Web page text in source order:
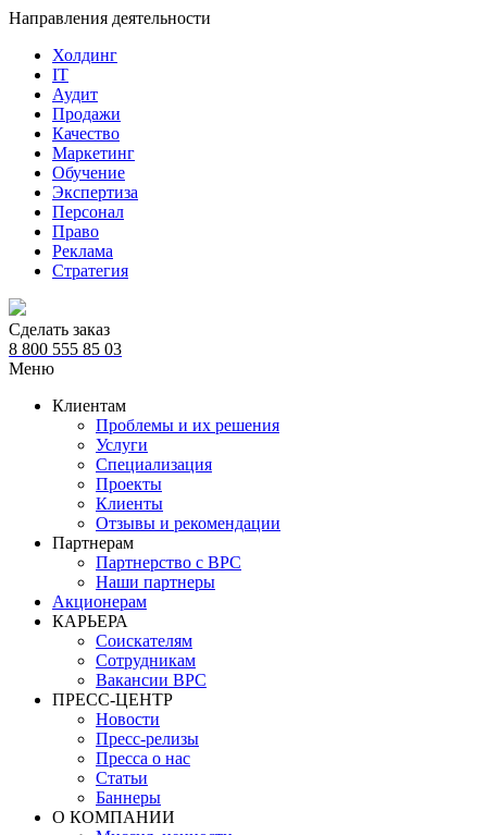
Направления деятельности
Холдинг
IT
Аудит
Продажи
Качество
Маркетинг
Обучение
Экспертиза
Персонал
Право
Реклама
Стратегия
Сделать заказ
8 800 555 85 03
Меню
Клиентам
Проблемы и их решения
Услуги
Специализация
Проекты
Клиенты
Отзывы и рекомендации
Партнерам
Партнерство с BPC
Наши партнеры
Акционерам
КАРЬЕРА
Соискателям
Сотрудникам
Вакансии BPC
ПРЕСС-ЦЕНТР
Новости
Пресс-релизы
Пресса о нас
Статьи
Баннеры
О КОМПАНИИ